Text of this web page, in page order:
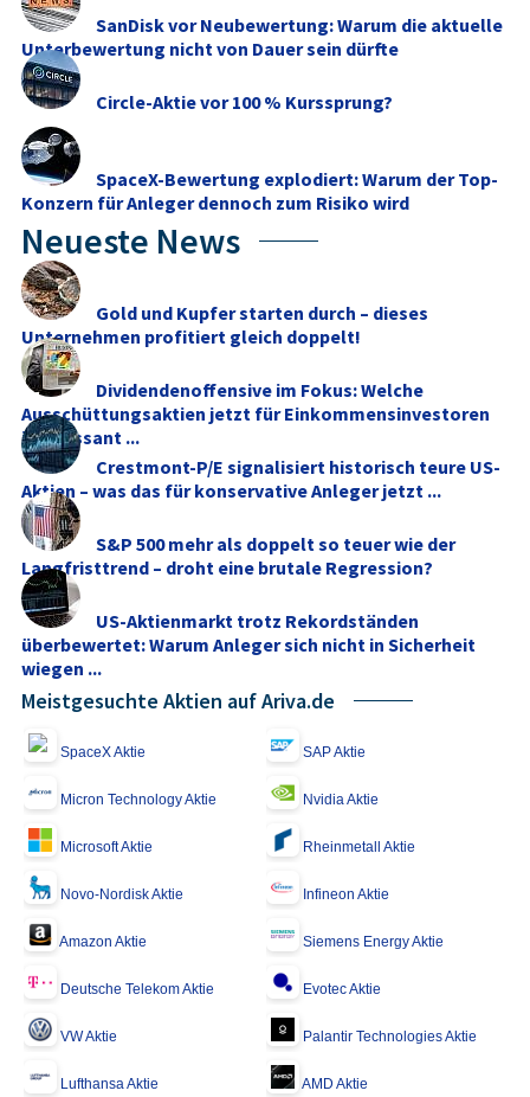
SanDisk vor Neubewertung: Warum die aktuelle
Unterbewertung nicht von Dauer sein dürfte
Circle-Aktie vor 100 % Kurssprung?
SpaceX-Bewertung explodiert: Warum der Top-
Konzern für Anleger dennoch zum Risiko wird
Neueste News
Gold und Kupfer starten durch – dieses
Unternehmen profitiert gleich doppelt!
Dividendenoffensive im Fokus: Welche
Ausschüttungsaktien jetzt für Einkommensinvestoren
interessant ...
Crestmont-P/E signalisiert historisch teure US-
Aktien – was das für konservative Anleger jetzt ...
S&P 500 mehr als doppelt so teuer wie der
Langfristtrend – droht eine brutale Regression?
US-Aktienmarkt trotz Rekordständen
überbewertet: Warum Anleger sich nicht in Sicherheit
wiegen ...
Meistgesuchte Aktien auf Ariva.de
SpaceX Aktie SAP Aktie
Micron Technology Aktie Nvidia Aktie
Microsoft Aktie Rheinmetall Aktie
Novo-Nordisk Aktie Infineon Aktie
Amazon Aktie Siemens Energy Aktie
Deutsche Telekom Aktie Evotec Aktie
VW Aktie Palantir Technologies Aktie
Lufthansa Aktie AMD Aktie